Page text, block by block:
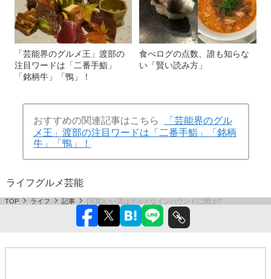
「芸能界のグルメ王」渡部の
注目ワードは「二番手鮨」
「銘柄牛」「鴨」！
食べログの点数、誰も知らな
い「賢い読み方」
おすすめの関連記事はこちら
「芸能界のグル
メ王」渡部の注目ワードは「二番手鮨」「銘柄
牛」「鴨」！
ライフグルメ芸能
TOP ライフ 記事 [写真]いい店はグルメなインバウンドに聞け!?